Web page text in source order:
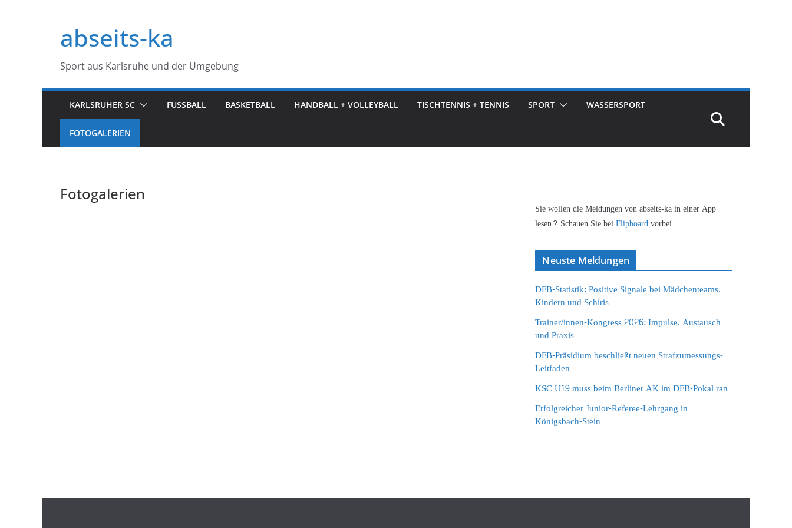
springenabseits-ka
Sport aus Karlsruhe und der Umgebung
KARLSRUHER SC FUSSBALL BASKETBALL HANDBALL + VOLLEYBALL TISCHTENNIS + TENNIS SPORT WASSERSPORT
FOTOGALERIEN
Fotogalerien
Sie wollen die Meldungen von abseits-ka in einer App
lesen? Schauen Sie beiFlipboardvorbei
Neuste Meldungen
DFB-Statistik: Positive Signale bei Mädchenteams,
Kindern und Schiris
Trainer/innen-Kongress 2026: Impulse, Austausch
und Praxis
DFB-Präsidium beschließt neuen Strafzumessungs-
Leitfaden
KSC U19 muss beim Berliner AK im DFB-Pokal ran
Erfolgreicher Junior-Referee-Lehrgang in
Königsbach-Stein